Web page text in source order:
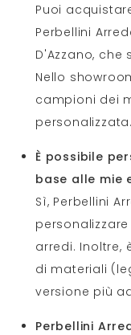
Puoi
Perbellini
D'Azzano, che
Nello
campioni dei
personalizzata.
È possibile
base alle mie
Sì, Perbellini
arredi. Inoltre,
di materiali
versione più
Perbellini